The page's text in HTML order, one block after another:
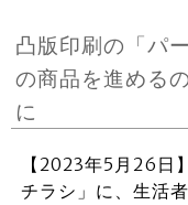
凸版印刷の「パ
の商品を進める
に
【2023年5月26日
チラシ」に、生活